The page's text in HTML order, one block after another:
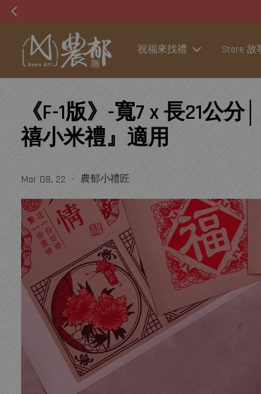
祝福來找禮 Store 故
《F-1版》-寬7 x 長21公
禧小米禮』適用
Mar 08, 22 • 農郁小禮匠